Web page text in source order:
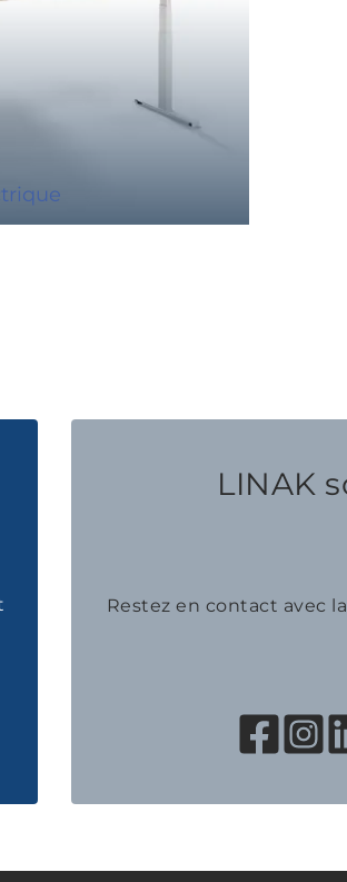
LINAK
Restez en contact avec